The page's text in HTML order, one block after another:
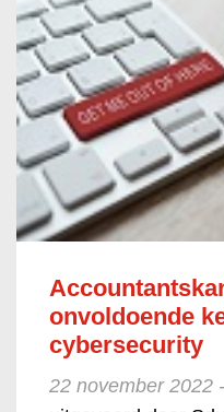
onvoldoende
cybersecurity
22 november 2022 -